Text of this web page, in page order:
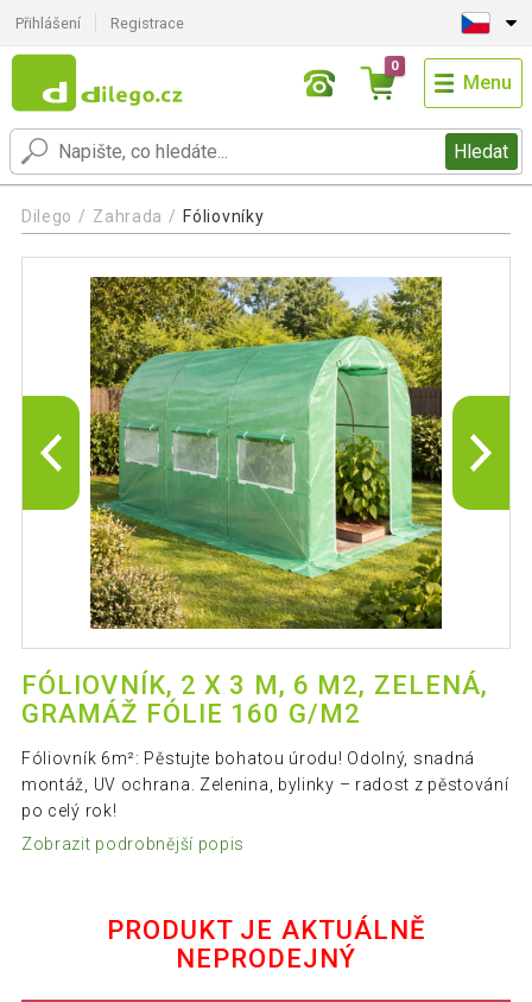
Přihlášení Registrace
Hledat
0
Menu
Dilego Zahrada Fóliovníky
FÓLIOVNÍK, 2 X 3 M, 6 M2, ZELENÁ,
GRAMÁŽ FÓLIE 160 G/M2
Fóliovník 6m²: Pěstujte bohatou úrodu! Odolný, snadná
montáž, UV ochrana. Zelenina, bylinky – radost z pěstování
po celý rok!
Zobrazit podrobnější popis
PRODUKT JE AKTUÁLNĚ
NEPRODEJNÝ